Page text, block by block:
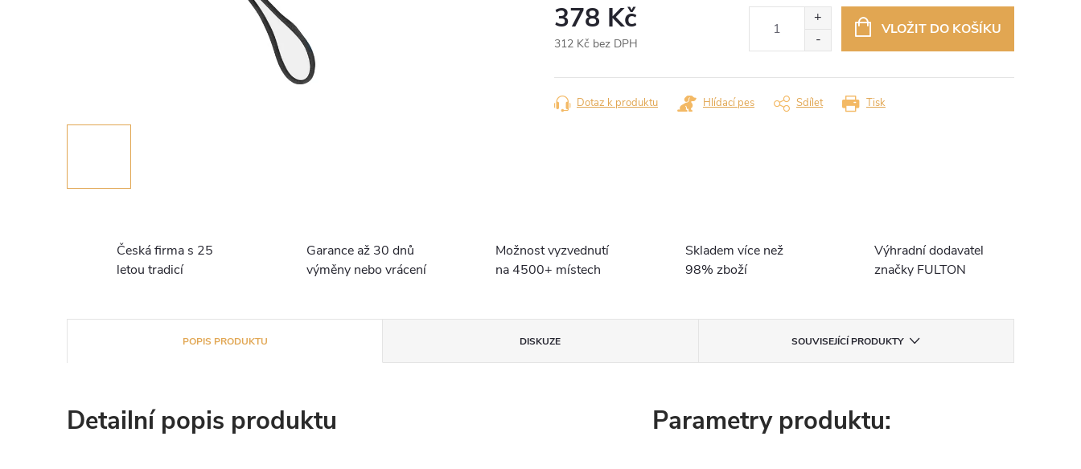
378 Kč
312 Kč bez DPH
cena:
VLOŽIT DO KOŠÍKU
Tisk
Dotaz k produktu Hlídací pes Sdílet
Česká firma s 25
letou tradicí
Garance až 30 dnů
výměny nebo vrácení
Možnost vyzvednutí
na 4500+ místech
Skladem více než
98% zboží
Výhradní dodavatel
značky FULTON
POPIS PRODUKTU DISKUZE SOUVISEJÍCÍ PRODUKTY
Detailní popis produktu Parametry produktu: